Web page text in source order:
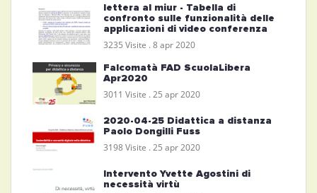
lettera al miur - Tabella di
confronto sulle funzionalità delle
applicazioni di video conferenza
3235 Visite . 8 apr 2020
Falcomatà FAD ScuolaLibera
Apr2020
3011 Visite . 25 apr 2020
2020-04-25 Didattica a distanza
Paolo Dongilli Fuss
3198 Visite . 25 apr 2020
Intervento Yvette Agostini di
necessità virtù